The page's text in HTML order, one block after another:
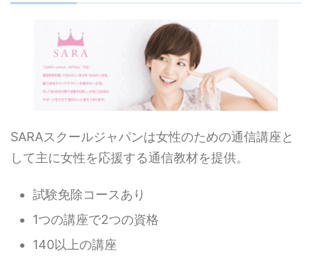
SARAスクールジャパンは女性のための通信講座と
して主に女性を応援する通信教材を提供。
試験免除コースあり
1つの講座で2つの資格
140以上の講座